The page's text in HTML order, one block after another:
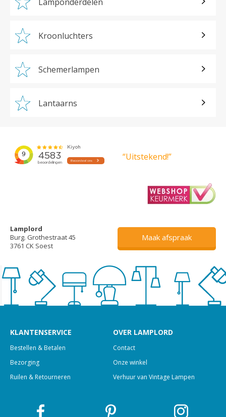
Kroonluchters
Schemerlampen
Lantaarns
“Uitstekend!”
Lamplord
Burg. Grothestraat 45
3761 CK Soest
Maak afspraak
KLANTENSERVICE
Bestellen & Betalen
Bezorging
Ruilen & Retourneren
OVER LAMPLORD
Contact
Onze winkel
Verhuur van Vintage Lampen